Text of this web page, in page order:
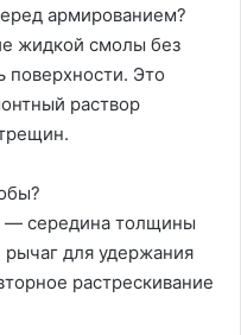
армированием?
жидкой смолы без
поверхности. Это
раствор
— середина толщины
для удержания
растрескивание